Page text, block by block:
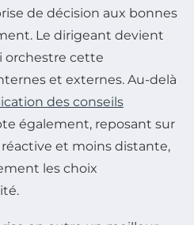
de décision aux bonnes
Le dirigeant devient
orchestre cette
et externes. Au-delà
des conseils
également, reposant sur
et moins distante,
les choix